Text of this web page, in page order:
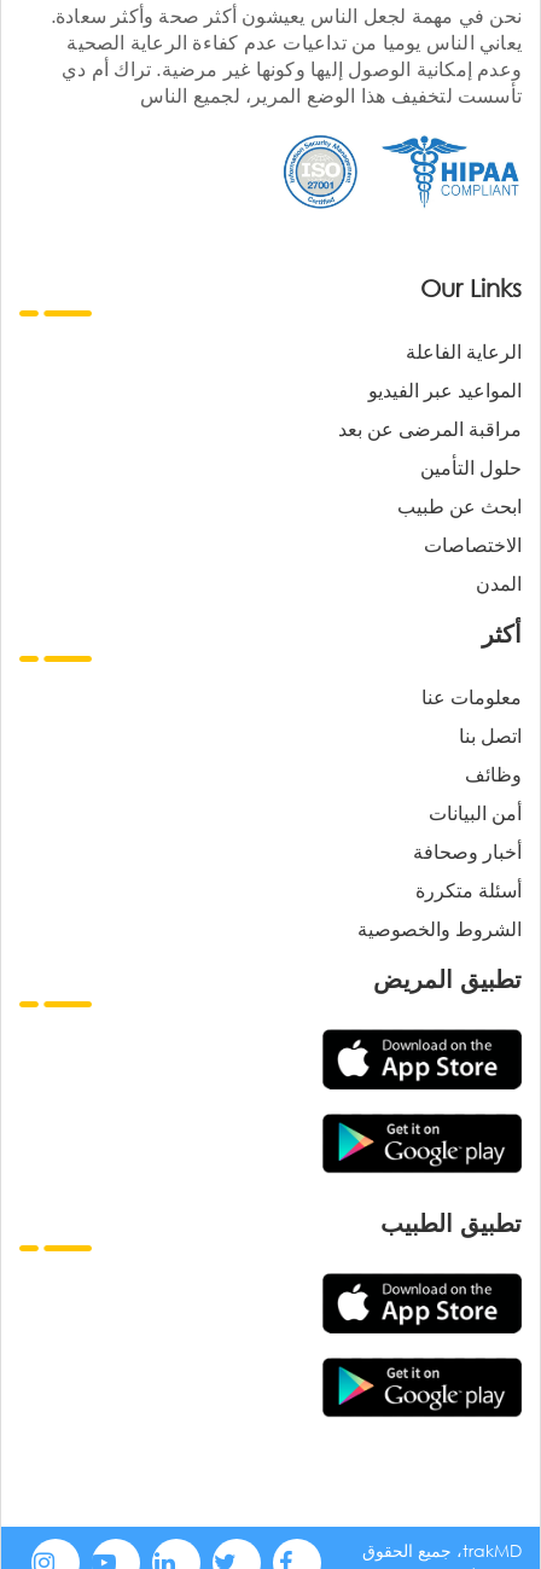
نحن في مهمة لجعل الناس يعيشون أكثر صحة وأكثر سعادة.
يعاني الناس يوميا من تداعيات عدم كفاءة الرعاية الصحية
وعدم إمكانية الوصول إليها وكونها غير مرضية. تراك أم دي
تأسست لتخفيف هذا الوضع المرير، لجميع الناس
Our Links
الرعاية الفاعلة
المواعيد عبر الفيديو
مراقبة المرضى عن بعد
حلول التأمين
ابحث عن طبيب
الاختصاصات
المدن
أكثر
معلومات عنا
اتصل بنا
وظائف
أمن البيانات
أخبار وصحافة
أسئلة متكررة
الشروط والخصوصية
تطبيق المريض
تطبيق الطبيب
trakMD، جميع الحقوق